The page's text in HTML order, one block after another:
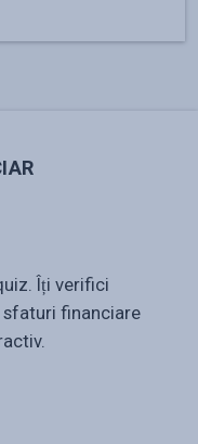
Îți verifici
financiare